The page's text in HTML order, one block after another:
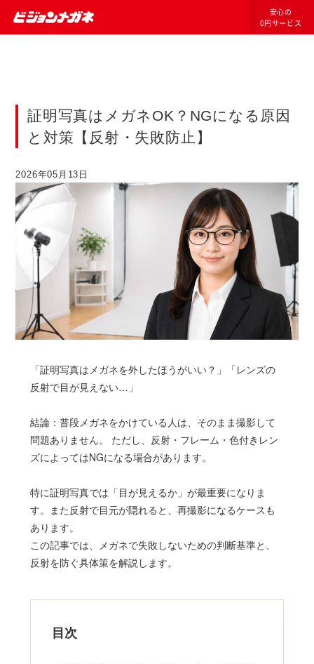
安心の
0円サービス
証明写真はメガネOK？NGになる原因
と対策【反射・失敗防止】
2026年05月13日
「証明写真はメガネを外したほうがいい？」「レンズの
反射で目が見えない…」
結論：普段メガネをかけている人は、そのまま撮影して
問題ありません。
ただし、反射・フレーム・色付きレン
ズによってはNGになる場合があります。
特に証明写真では「目が見えるか」が最重要になりま
す。また反射で目元が隠れると、再撮影になるケースも
あります。
この記事では、メガネで失敗しないための判断基準と、
反射を防ぐ具体策を解説します。
目次